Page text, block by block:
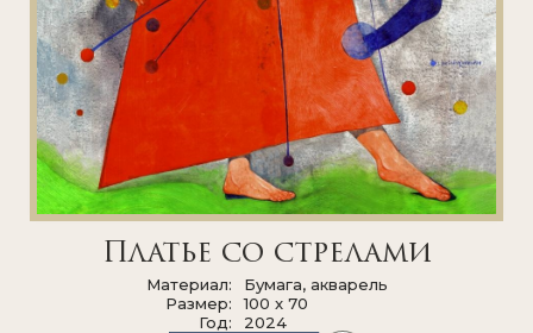
Платье со стрелами
Материал
Бумага, акварель
Размер
100 x 70
Год
2024